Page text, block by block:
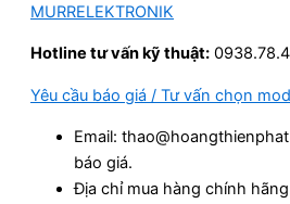
MURRELEKTRONIK
Hotline tư vấn kỹ thuật:
Yêu cầu báo giá / Tư vấn chọn
Email:
báo giá.
Địa chỉ mua hàng chính